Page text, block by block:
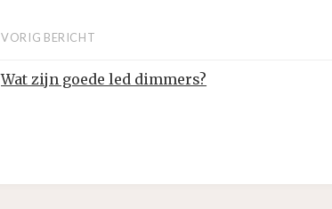
VORIG BERICHT
Wat zijn goede led dimmers?